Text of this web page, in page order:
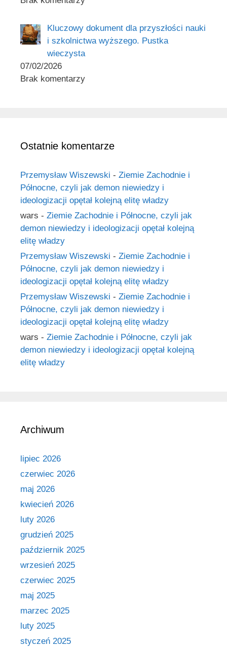
Kluczowy dokument dla przyszłości nauki
i szkolnictwa wyższego. Pustka
wieczysta
07/02/2026
Brak komentarzy
Ostatnie komentarze
Przemysław Wiszewski - Ziemie Zachodnie i
Północne, czyli jak demon niewiedzy i
ideologizacji opętał kolejną elitę władzy
wars - Ziemie Zachodnie i Północne, czyli jak
demon niewiedzy i ideologizacji opętał kolejną
elitę władzy
Przemysław Wiszewski - Ziemie Zachodnie i
Północne, czyli jak demon niewiedzy i
ideologizacji opętał kolejną elitę władzy
Przemysław Wiszewski - Ziemie Zachodnie i
Północne, czyli jak demon niewiedzy i
ideologizacji opętał kolejną elitę władzy
wars - Ziemie Zachodnie i Północne, czyli jak
demon niewiedzy i ideologizacji opętał kolejną
elitę władzy
Archiwum
lipiec 2026
czerwiec 2026
maj 2026
kwiecień 2026
luty 2026
grudzień 2025
październik 2025
wrzesień 2025
czerwiec 2025
maj 2025
marzec 2025
luty 2025
styczeń 2025